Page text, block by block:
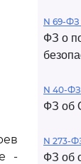
-
N 69-ФЗ
ФЗ о
N 40-ФЗ
ФЗ об
N 273-
ФЗ об